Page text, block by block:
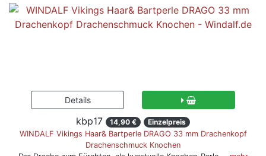
kbp17 14,90 €
Einzelpreis
WINDALF Vikings Haar& Bartperle DRAGO 33 mm Drachenkopf
Drachenschmuck Knochen